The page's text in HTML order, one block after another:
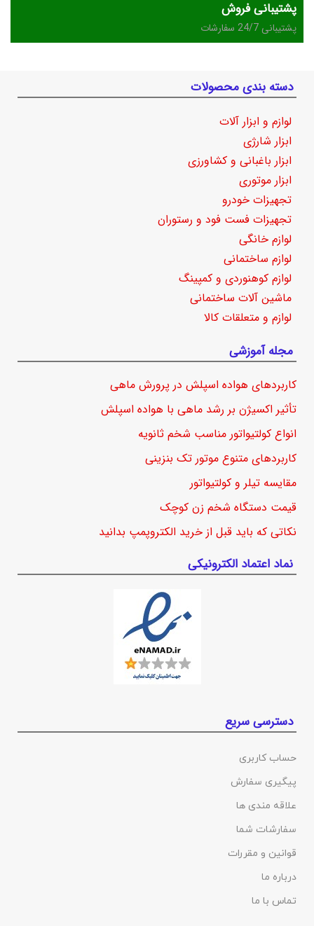
پشتیبانی فروش
پشتیبانی 24/7 سفارشات
دسته بندی محصولات
لوازم و ابزار آلات
ابزار شارژی
ابزار باغبانی و کشاورزی
ابزار موتوری
تجهیزات خودرو
تجهیزات فست فود و رستوران
لوازم خانگی
لوازم ساختمانی
لوازم کوهنوردی و کمپینگ
ماشین آلات ساختمانی
لوازم و متعلقات کالا
مجله آموزشی
کاربردهای هواده اسپلش در پرورش ماهی
تأثیر اکسیژن بر رشد ماهی با هواده اسپلش
انواع کولتیواتور مناسب شخم ثانویه
کاربردهای متنوع موتور تک بنزینی
مقایسه تیلر و کولتیواتور
قیمت دستگاه شخم زن کوچک
نکاتی که باید قبل از خرید الکتروپمپ بدانید
نماد اعتماد الکترونیکی
دسترسی سریع
حساب کاربری
پیگیری سفارش
علاقه مندی ها
سفارشات شما
قوانین و مقررات
درباره ما
تماس با ما